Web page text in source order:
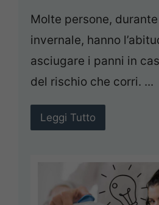
Molte persone,
invernale, hanno
asciugare i panni in
del rischio che corri. ...
Leggi Tutto